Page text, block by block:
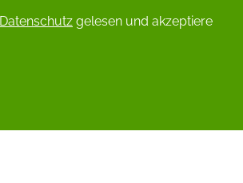
Datenschutz gelesen und akzeptiere